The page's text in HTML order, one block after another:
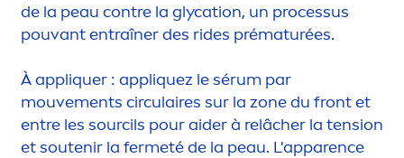
de la peau contre la glycation, un processus
pouvant entraîner des rides prématurées.
À appliquer : appliquez le sérum par
mouvements circulaires sur la zone du front et
entre les sourcils pour aider à relâcher la tension
et soutenir la fermeté de la peau. L'apparence